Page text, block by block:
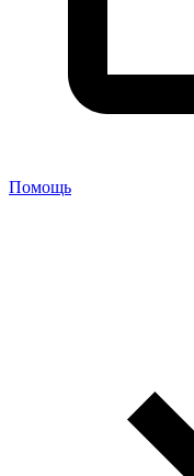
Помощь